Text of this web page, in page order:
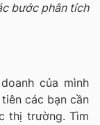
bước phân tích
của mình
các bạn cần
thị trường. Tìm